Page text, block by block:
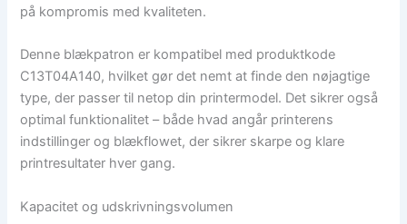
på kompromis med kvaliteten.
Denne blækpatron er kompatibel med produktkode
C13T04A140, hvilket gør det nemt at finde den nøjagtige
type, der passer til netop din printermodel. Det sikrer også
optimal funktionalitet – både hvad angår printerens
indstillinger og blækflowet, der sikrer skarpe og klare
printresultater hver gang.
Kapacitet og udskrivningsvolumen